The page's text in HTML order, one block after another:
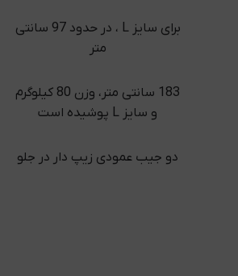
برای سایز L ، در حدود 97 سانتی
متر
183 سانتی متر، وزن 80 کیلوگرم
و سایز L پوشیده است
دو جیب عمودی زیپ دار در جلو